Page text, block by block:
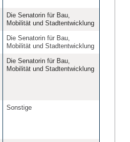
Die Senatorin für Bau,
Mobilität und Stadtentwicklung
Die Senatorin für Bau,
Mobilität und Stadtentwicklung
Die Senatorin für Bau,
Mobilität und Stadtentwicklung
Sonstige